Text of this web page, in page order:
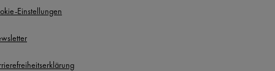
Einstellungen